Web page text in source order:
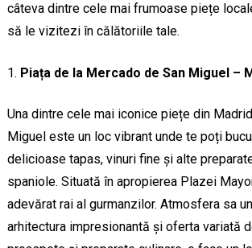
câteva dintre cele mai frumoase piețe
să le vizitezi în călătoriile tale.
Piața de la Mercado de San Miguel –
Una dintre cele mai iconice piețe din
Miguel este un loc vibrant unde te poți
delicioase tapas, vinuri fine și alte
spaniole. Situată în apropierea Plazei
adevărat rai al gurmanzilor. Atmosfera sa
arhitectura impresionantă și oferta variată